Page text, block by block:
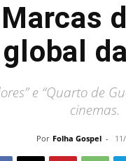
e “Quarto de
cinemas.
Por Folha Gospel -